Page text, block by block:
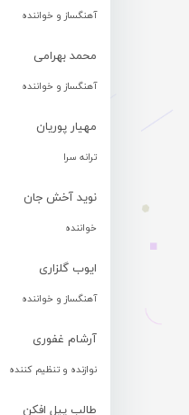
آهنگساز و خواننده
محمد بهرامی
آهنگساز و خواننده
مهیار پوریان
ترانه سرا
نوید آخش جان
خواننده
ایوب گلزاری
آهنگساز و خواننده
آرشام غفوری
نوازنده و تنظیم کننده
طالب پیل افکن